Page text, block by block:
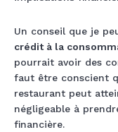
Un conseil que je
crédit à la
pourrait avoir des
faut être conscient
restaurant peut
négligeable à
financière.